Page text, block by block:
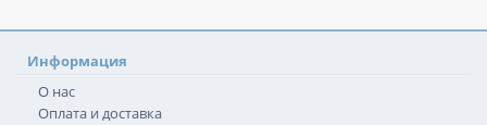
Информация
О нас
Оплата и доставка